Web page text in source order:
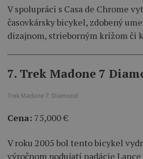
V spolupráci s Casa de Chrome
časovkársky bicykel, zdobený
dizajnom, strieborným krížom či
7. Trek Madone 7
Trek Madone 7: Diamond
Cena: 75,000 €
V roku 2005 bol tento bicykel
výročnom podujatí nadácie